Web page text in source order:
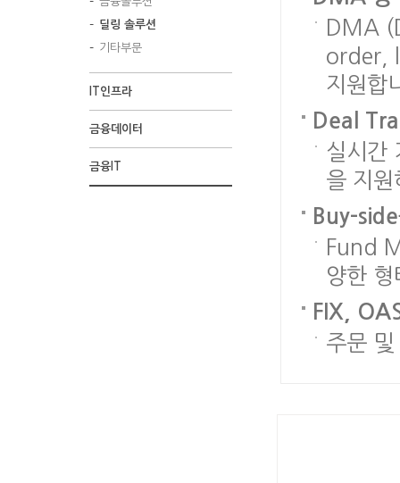
딜링 솔루션
기타부문
IT인프라
금융데이터
금융IT
DMA
order,
지원합
Deal
실시간
을 지원
Buy-
Fund
양한
FIX,
주문